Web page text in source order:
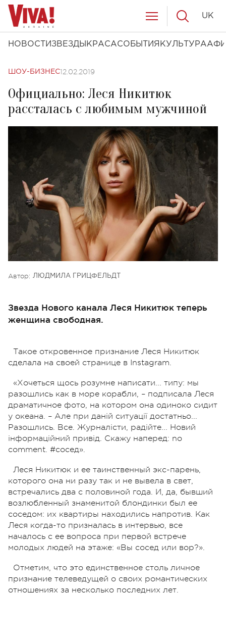
НОВОСТИ ЗВЕЗДЫ КРАСАСОБЫТИЯ КУЛЬТУРА
UK
ШОУ-БИЗНЕС12.02.2019
Официально: Леся Никитюк
рассталась с любимым мужчиной
Автор: ЛЮДМИЛА ГРИЦФЕЛЬДТ
Звезда Нового канала Леся Никитюк теперь
женщина свободная.
Такое откровенное признание Леся Никитюк
сделала на своей странице в Instagram.
«Хочеться щось розумне написати... типу: мы
разошлись как в море корабли, – подписала Леся
драматичное фото, на котором она одиноко сидит
у океана. – Але при даній ситуації достатньо...
Разошлись. Все. Журналісти, радійте... Новий
інформаційний привід. Скажу наперед: no
comment. #сосед».
Леся Никитюк и ее таинственный экс-парень,
которого она ни разу так и не вывела в свет,
встречались два с половиной года. И, да, бывший
возлюбленный знаменитой блондинки был ее
соседом: их квартиры находились напротив. Как
Леся когда-то призналась в интервью, все
началось с ее вопроса при первой встрече
молодых людей на этаже: «Вы сосед или вор?».
Отметим, что это единственное столь личное
признание телеведущей о своих романтических
отношениях за несколько последних лет.